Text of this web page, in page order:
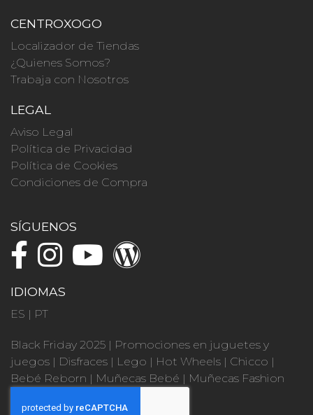
CENTROXOGO
Localizador de Tiendas
¿Quienes Somos?
Trabaja con Nosotros
LEGAL
Aviso Legal
Política de Privacidad
Política de Cookies
Condiciones de Compra
SÍGUENOS
IDIOMAS
ES | PT
Black Friday 2025 | Promociones en juguetes y
juegos | Disfraces | Lego | Hot Wheels | Chicco |
Bebé Reborn | Muñecas Bebé | Muñecas Fashion